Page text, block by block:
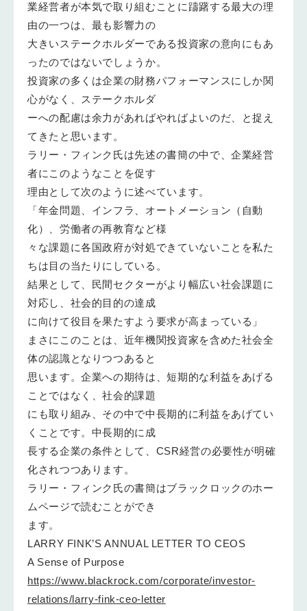
業経営者が本気で取り組むことに躊躇する最大の理
由の一つは、最も影響力の
大きいステークホルダーである投資家の意向にもあ
ったのではないでしょうか。
投資家の多くは企業の財務パフォーマンスにしか関
心がなく、ステークホルダ
ーへの配慮は余力があればやればよいのだ、と捉え
てきたと思います。
ラリー・フィンク氏は先述の書簡の中で、企業経営
者にこのようなことを促す
理由として次のように述べています。
「年金問題、インフラ、オートメーション（自動
化）、労働者の再教育など様
々な課題に各国政府が対処できていないことを私た
ちは目の当たりにしている。
結果として、民間セクターがより幅広い社会課題に
対応し、社会的目的の達成
に向けて役目を果たすよう要求が高まっている」
まさにこのことは、近年機関投資家を含めた社会全
体の認識となりつつあると
思います。企業への期待は、短期的な利益をあげる
ことではなく、社会的課題
にも取り組み、その中で中長期的に利益をあげてい
くことです。中長期的に成
長する企業の条件として、CSR経営の必要性が明確
化されつつあります。
ラリー・フィンク氏の書簡はブラックロックのホー
ムページで読むことができ
ます。
LARRY FINK’S ANNUAL LETTER TO CEOS
A Sense of Purpose
https://www.blackrock.com/corporate/investor-
relations/larry-fink-ceo-letter